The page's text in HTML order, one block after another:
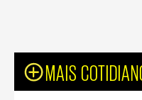
MAIS